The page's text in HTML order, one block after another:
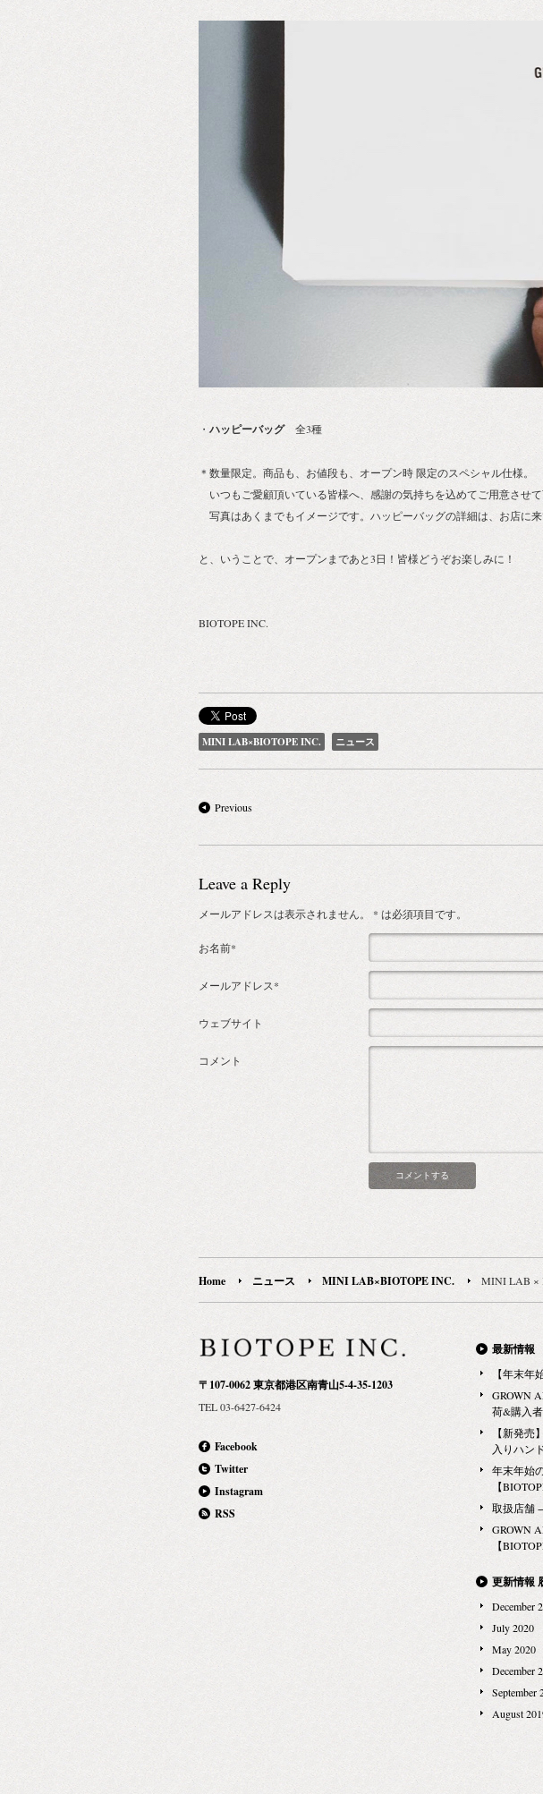
・ ハッピーバッグ全3種
＊数量限定。商品も、お値段も、オープン時 限定のスペシャル仕様。
いつもご愛顧頂いている皆様へ、感謝の気持ちを込めてご用意させて
写真はあくまでもイメージです。ハッピーバッグの詳細は、お店に来
と、いうことで、オープンまであと3日！皆様どうぞお楽しみに！
BIOTOPE INC.
MINI LAB×BIOTOPE INC. ニュース
Previous
Leave a Reply
メールアドレスは表示されません。 * は必須項目です。
お名前*
メールアドレス*
ウェブサイト
コメント
Home ニュース MINI LAB×BIOTOPE INC. MINI LAB ×
〒107-0062 東京都港区南青山5-4-35-1203
TEL 03-6427-6424
Facebook
Twitter
Instagram
RSS
最新情報
【年末年
GROWN
荷&購入
【新発売
入りハン
年末年始
【
取扱店舗
GROWN
【
更新情報
December
July 2020
May 2020
December
September
August